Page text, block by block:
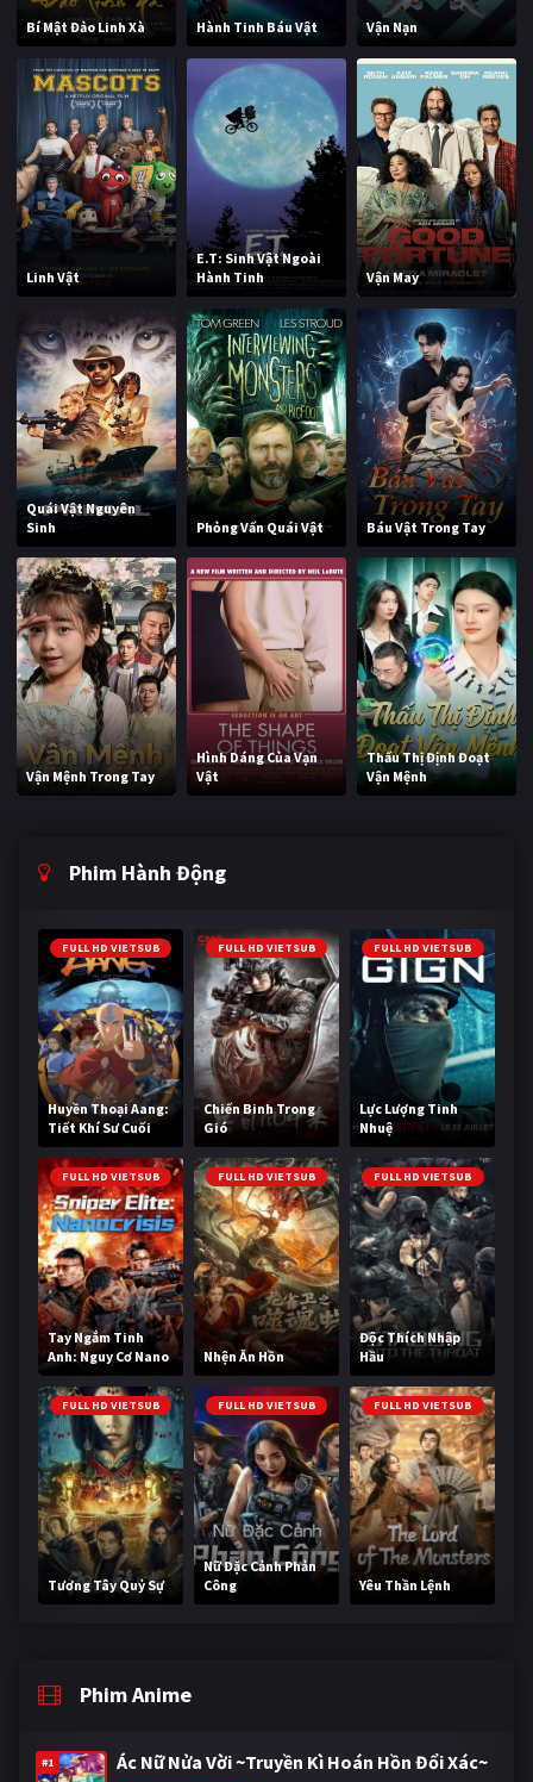
Bí Mật Đảo Linh Xà Hành Tinh Báu Vật Vận Nạn
Linh Vật
E.T: Sinh Vật Ngoài
Hành Tinh
Vận May
Quái Vật Nguyên
Sinh
Phỏng Vấn Quái Vật Báu Vật Trong Tay
Vận Mệnh Trong Tay
Hình Dáng Của Vạn
Vật
Thấu Thị Định Đoạt
Vận Mệnh
Phim Hành Động
FULL HD VIETSUB
Huyền Thoại Aang:
Tiết Khí Sư Cuối
Cùng
FULL HD VIETSUB
Chiến Binh Trong
Gió
FULL HD VIETSUB
Lực Lượng Tinh
Nhuệ
FULL HD VIETSUB
Tay Ngắm Tinh
Anh: Nguy Cơ Nano
FULL HD VIETSUB
Nhện Ăn Hồn
FULL HD VIETSUB
Độc Thích Nhập
Hầu
FULL HD VIETSUB
Tương Tây Quỷ Sự
FULL HD VIETSUB
Nữ Đặc Cảnh Phản
Công
FULL HD VIETSUB
Yêu Thần Lệnh
Phim Anime
#1 Ác Nữ Nửa Vời ~Truyền Kì Hoán Hồn Đổi Xác~